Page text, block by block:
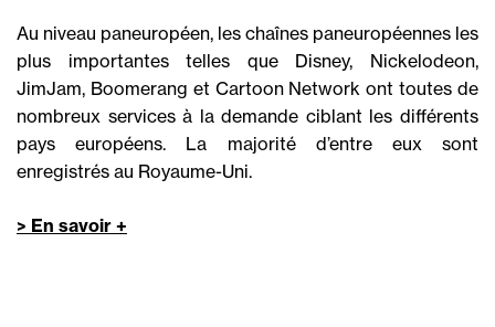
Au niveau paneuropéen, les chaînes paneuropéennes les
plus importantes telles que Disney, Nickelodeon,
JimJam, Boomerang et Cartoon Network ont toutes de
nombreux services à la demande ciblant les différents
pays européens. La majorité d’entre eux sont
enregistrés au Royaume-Uni.
> En savoir +